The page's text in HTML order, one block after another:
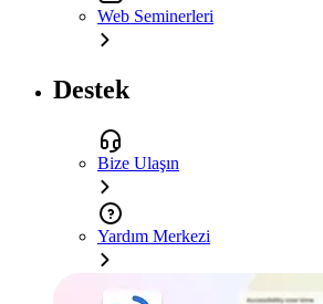
Web Seminerleri
Destek
Bize Ulaşın
Yardım Merkezi